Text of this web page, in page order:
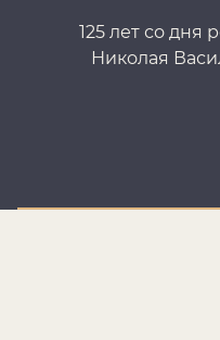
125 лет со дня
Николая